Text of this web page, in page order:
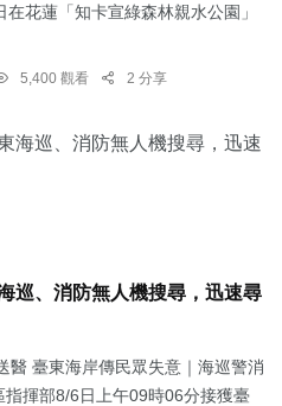
花蓮「知卡宣綠森林親水公園」
5,400 觀看 2 分享
巡、消防無人機搜尋，迅速尋
醫 臺東海岸傳民眾失意｜海巡警消
揮部8/6日上午09時06分接獲臺